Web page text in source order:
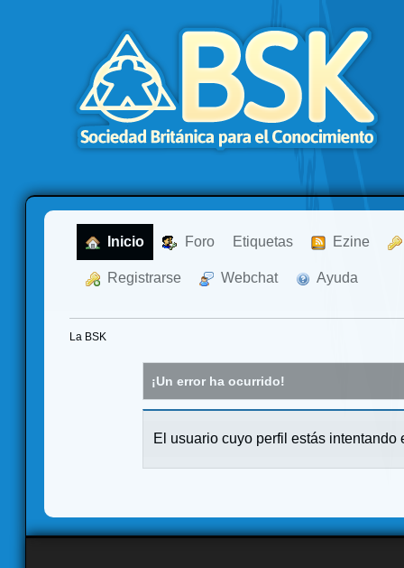
Inicio Foro Etiquetas Ezine
Registrarse Webchat Ayuda
La BSK
¡Un error ha ocurrido!
El usuario cuyo perfil estás intentando